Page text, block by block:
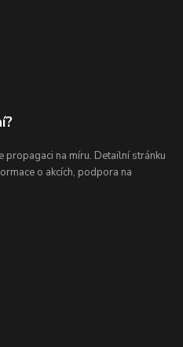
propagaci na míru. Detailní stránku
o akcích, podpora na